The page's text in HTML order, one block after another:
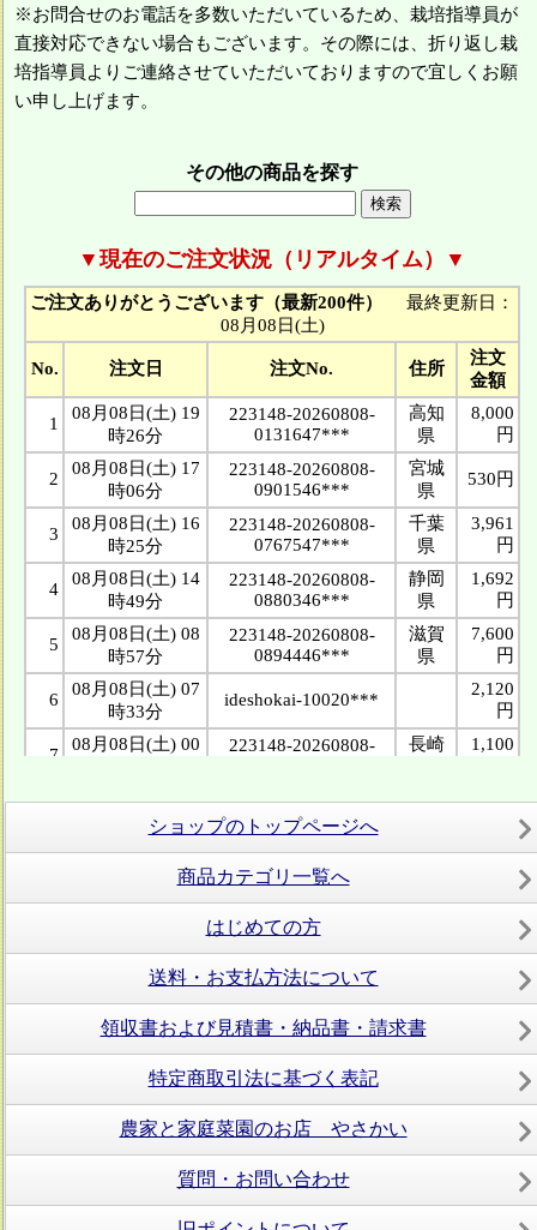
※お問合せのお電話を多数いただいているため、栽培指導員が
直接対応できない場合もございます。その際には、折り返し栽
培指導員よりご連絡させていただいておりますので宜しくお願
い申し上げます。
その他の商品を探す
▼現在のご注文状況（リアルタイム）▼
ショップのトップページへ
商品カテゴリ一覧へ
はじめての方
送料・お支払方法について
領収書および見積書・納品書・請求書
特定商取引法に基づく表記
農家と家庭菜園のお店 やさかい
質問・お問い合わせ